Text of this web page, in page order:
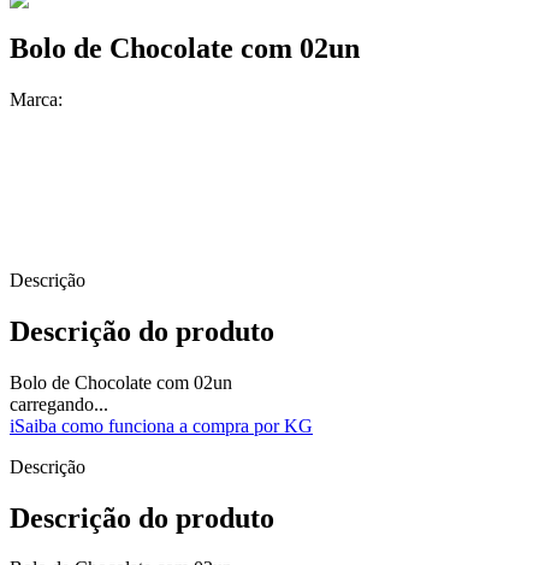
Bolo de Chocolate com 02un
Marca:
Descrição
Descrição do produto
Bolo de Chocolate com 02un
carregando...
iSaiba como funciona a compra por KG
Descrição
Descrição do produto